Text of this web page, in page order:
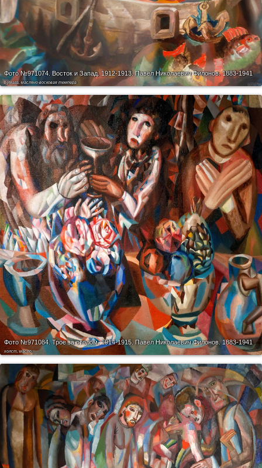
Фото №971074. Восток и Запад. 1912-1913. Павел Николаевич Филонов. 1883-1941
Бумага, масляно-восковая темпера
Фото №971084. Трое за столом. 1914-1915. Павел Николаевич Филонов. 1883-1941
холст, масло